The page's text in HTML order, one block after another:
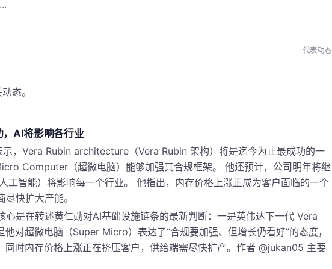
代表动态
态。
AI将影响各行业
，Vera Rubin architecture（Vera Rubin 架构）将是迄今为止最成功的一
Computer（超微电脑）能够加强其合规框架。 他还预计，公司明年将继
工智能）将影响每一个行业。 他指出，内存价格上涨正成为客户面临的一个
快扩大产能。
心是在转述黄仁勋对AI基础设施链条的最新判断：一是英伟达下一代 Vera
对超微电脑（Super Micro）表达了“合规要加强、但增长仍看好”的态度，
同时内存价格上涨正在挤压客户，供给端需尽快扩产。作者 @jukan05 主要